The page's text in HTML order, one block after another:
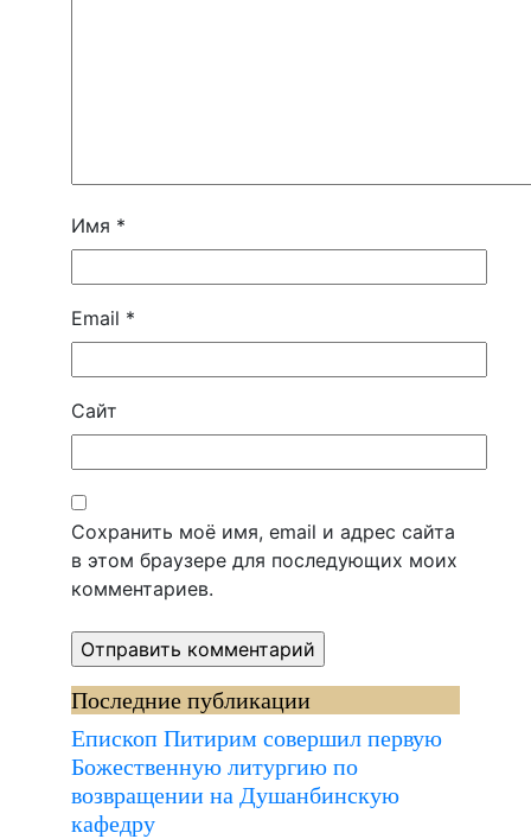
Имя *
Email *
Сайт
Сохранить моё имя, email и адрес сайта
в этом браузере для последующих моих
комментариев.
Последние публикации
Епископ Питирим совершил первую
Божественную литургию по
возвращении на Душанбинскую
кафедру